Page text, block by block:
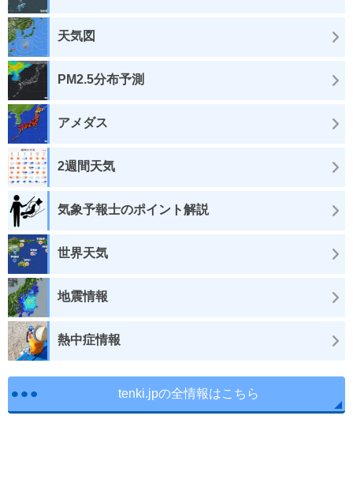
天気図
PM2.5分布予測
アメダス
2週間天気
気象予報士のポイント解説
世界天気
地震情報
熱中症情報
tenki.jpの全情報はこちら